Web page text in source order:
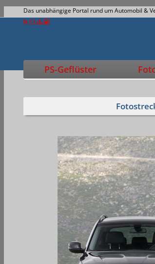
Das unabhängige Portal rund um Automobil &
PS-Geflüster